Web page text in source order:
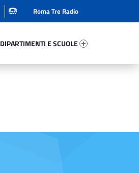
DIPARTIMENTI E SCUOLE
Roma Tre Radio